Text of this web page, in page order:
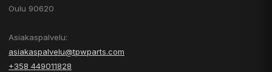
Oulu 90620
Asiakaspalvelu:
asiakaspalvelu@tpwparts.com
+358 449011828